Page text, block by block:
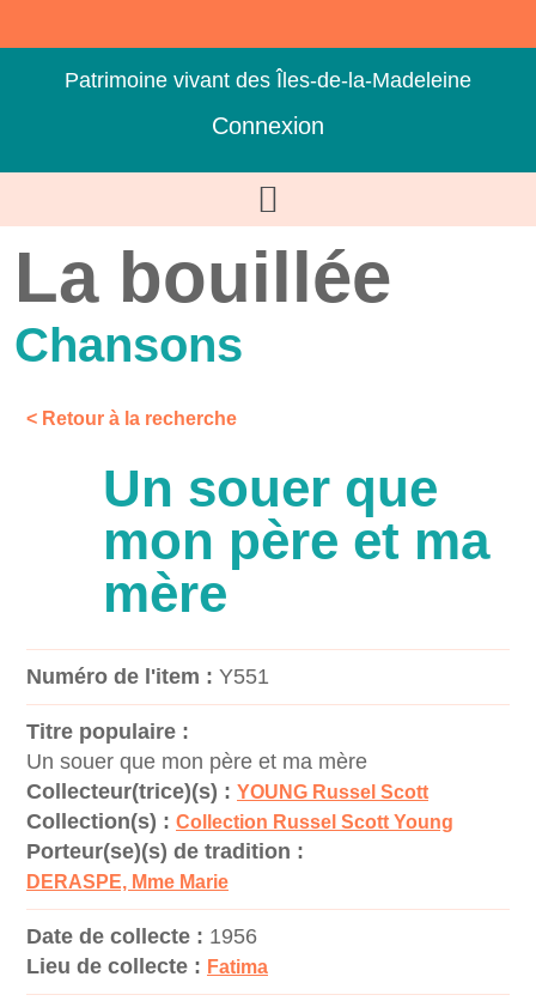
Patrimoine vivant des Îles-de-la-Madeleine
Connexion
La bouillée
Chansons
< Retour à la recherche
Un souer que
mon père et ma
mère
Numéro de l'item : Y551
Titre populaire :
Un souer que mon père et ma mère
Collecteur(trice)(s) : YOUNG Russel Scott
Collection(s) : Collection Russel Scott Young
Porteur(se)(s) de tradition :
DERASPE, Mme Marie
Date de collecte : 1956
Lieu de collecte : Fatima